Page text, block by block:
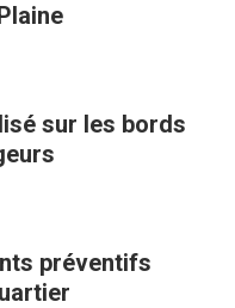
sur les bords
préventifs